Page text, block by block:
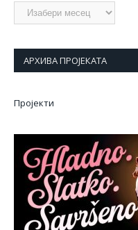
Архиве
АРХИВА ПРОЈЕКАТА
Пројекти